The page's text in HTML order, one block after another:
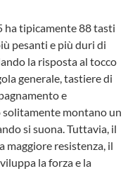
ha tipicamente 88 tasti
pesanti e più duri di
la risposta al tocco
generale, tastiere di
e
montano un
si suona. Tuttavia, il
resistenza, il
la forza e la